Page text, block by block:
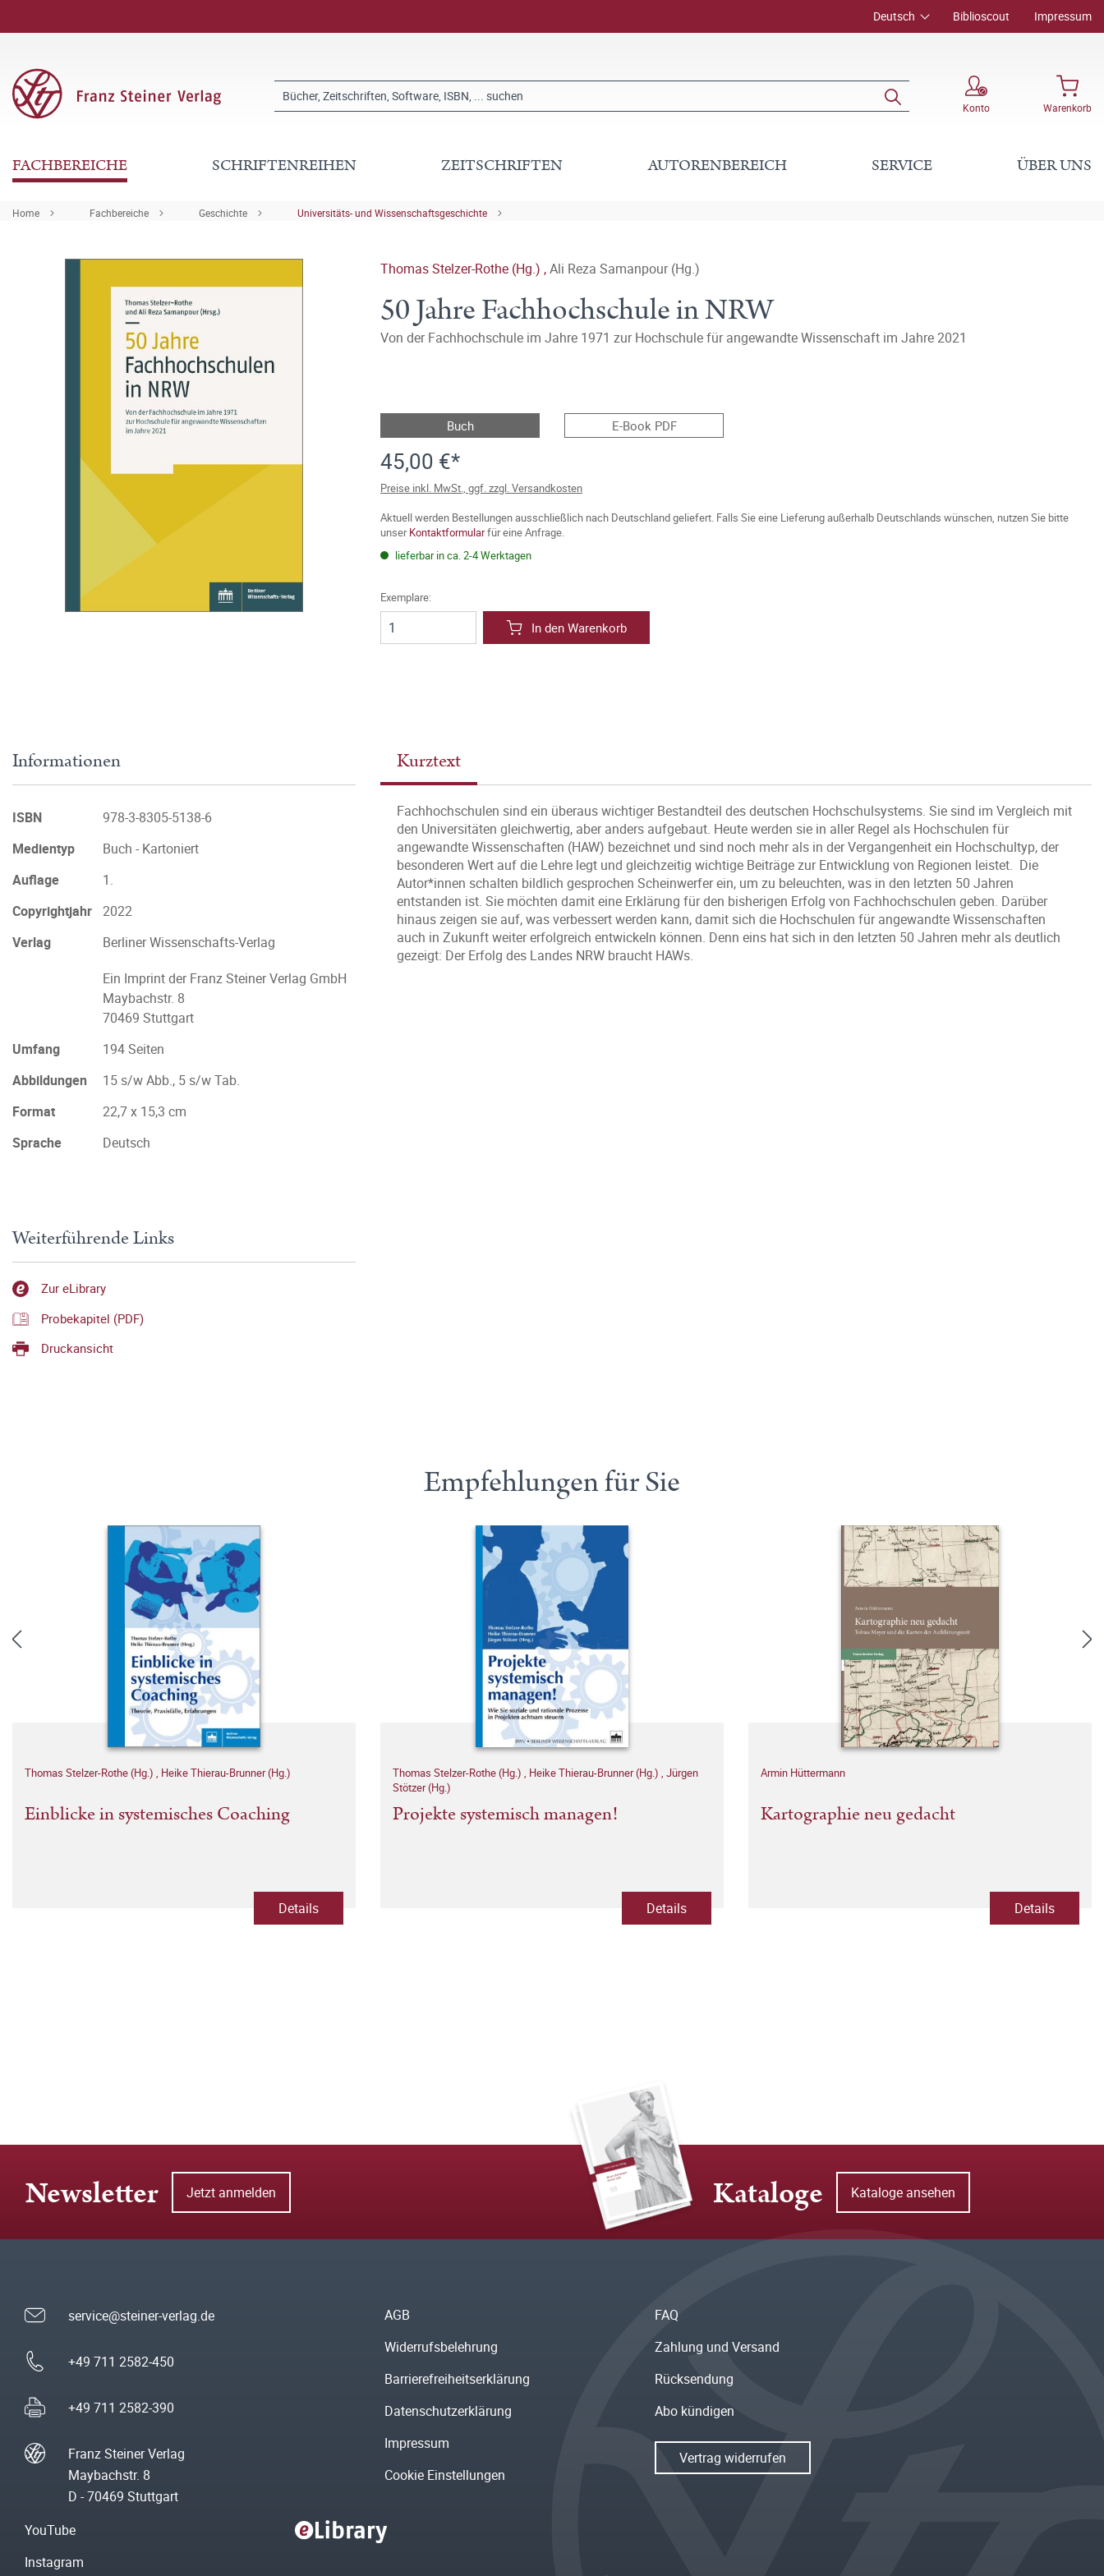
Deutsch Biblioscout Impressum
Konto Warenkorb
FACHBEREICHE SCHRIFTENREIHEN ZEITSCHRIFTEN AUTORENBEREICH SERVICE ÜBER UNS
Home Fachbereiche Geschichte Universitäts- und Wissenschaftsgeschichte
Thomas Stelzer-Rothe (Hg.) ,Ali Reza Samanpour (Hg.)
50 Jahre Fachhochschule in NRW
Von der Fachhochschule im Jahre 1971 zur Hochschule für angewandte Wissenschaft im Jahre 2021
Buch E-Book PDF
45,00 €*
Preise inkl. MwSt., ggf. zzgl. Versandkosten
Aktuell werden Bestellungen ausschließlich nach Deutschland geliefert. Falls Sie eine Lieferung außerhalb Deutschlands wünschen, nutzen Sie bitte
unserKontaktformularfür eine Anfrage.
lieferbar in ca. 2-4 Werktagen
Exemplare:
In den Warenkorb
Kurztext
Fachhochschulen sind ein überaus wichtiger Bestandteil des deutschen Hochschulsystems. Sie sind im Vergleich mit
den Universitäten gleichwertig, aber anders aufgebaut. Heute werden sie in aller Regel als Hochschulen für
angewandte Wissenschaften (HAW) bezeichnet und sind noch mehr als in der Vergangenheit ein Hochschultyp, der
besonderen Wert auf die Lehre legt und gleichzeitig wichtige Beiträge zur Entwicklung von Regionen leistet. Die
Autor*innen schalten bildlich gesprochen Scheinwerfer ein, um zu beleuchten, was in den letzten 50 Jahren
entstanden ist. Sie möchten damit eine Erklärung für den bisherigen Erfolg von Fachhochschulen geben. Darüber
hinaus zeigen sie auf, was verbessert werden kann, damit sich die Hochschulen für angewandte Wissenschaften
auch in Zukunft weiter erfolgreich entwickeln können. Denn eins hat sich in den letzten 50 Jahren mehr als deutlich
gezeigt: Der Erfolg des Landes NRW braucht HAWs.
Informationen
ISBN
978-3-8305-5138-6
Medientyp
Buch - Kartoniert
Auflage
1.
Copyrightjahr 2022
Verlag
Berliner Wissenschafts-Verlag
Ein Imprint der Franz Steiner Verlag GmbH
Maybachstr. 8
70469 Stuttgart
Umfang
194 Seiten
Abbildungen
15 s/w Abb., 5 s/w Tab.
Format
22,7 x 15,3 cm
Sprache
Deutsch
Weiterführende Links
Zur eLibrary
Probekapitel (PDF)
Druckansicht
Empfehlungen für Sie
Thomas Stelzer-Rothe (Hg.) , Heike Thierau-Brunner (Hg.)
Einblicke in systemisches Coaching
Details
Thomas Stelzer-Rothe (Hg.) , Heike Thierau-Brunner (Hg.) , Jürgen
Stötzer (Hg.)
Projekte systemisch managen!
Details
Armin Hüttermann
Kartographie neu gedacht
Details
Newsletter Jetzt anmelden Kataloge Kataloge ansehen
service@steiner-verlag.de
+49 711 2582-450
+49 711 2582-390
Franz Steiner Verlag
Maybachstr. 8
D - 70469 Stuttgart
AGB
Widerrufsbelehrung
Barrierefreiheitserklärung
Datenschutzerklärung
Impressum
Cookie Einstellungen
FAQ
Zahlung und Versand
Rücksendung
Abo kündigen
Vertrag widerrufen
YouTube
Instagram